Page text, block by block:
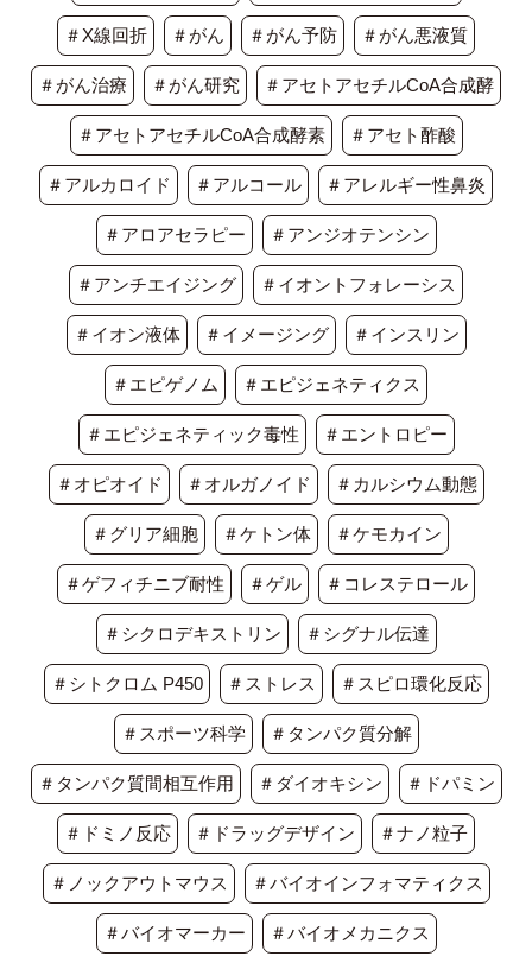
＃X線回折 ＃がん ＃がん予防 ＃がん悪液質
＃がん治療 ＃がん研究 ＃アセトアセチルCoA合成酵
＃アセトアセチルCoA合成酵素 ＃アセト酢酸
＃アルカロイド ＃アルコール ＃アレルギー性鼻炎
＃アロアセラピー ＃アンジオテンシン
＃アンチエイジング ＃イオントフォレーシス
＃イオン液体 ＃イメージング ＃インスリン
＃エピゲノム ＃エピジェネティクス
＃エピジェネティック毒性 ＃エントロピー
＃オピオイド ＃オルガノイド ＃カルシウム動態
＃グリア細胞 ＃ケトン体 ＃ケモカイン
＃ゲフィチニブ耐性 ＃ゲル ＃コレステロール
＃シクロデキストリン ＃シグナル伝達
＃シトクロム P450 ＃ストレス ＃スピロ環化反応
＃スポーツ科学 ＃タンパク質分解
＃タンパク質間相互作用 ＃ダイオキシン ＃ドパミン
＃ドミノ反応 ＃ドラッグデザイン ＃ナノ粒子
＃ノックアウトマウス ＃バイオインフォマティクス
＃バイオマーカー ＃バイオメカニクス